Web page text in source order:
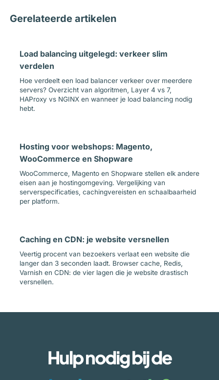
Gerelateerde artikelen
Load balancing uitgelegd: verkeer slim
verdelen
Hoe verdeelt een load balancer verkeer over meerdere
servers? Overzicht van algoritmen, Layer 4 vs 7,
HAProxy vs NGINX en wanneer je load balancing nodig
hebt.
Hosting voor webshops: Magento,
WooCommerce en Shopware
WooCommerce, Magento en Shopware stellen elk andere
eisen aan je hostingomgeving. Vergelijking van
serverspecificaties, cachingvereisten en schaalbaarheid
per platform.
Caching en CDN: je website versnellen
Veertig procent van bezoekers verlaat een website die
langer dan 3 seconden laadt. Browser cache, Redis,
Varnish en CDN: de vier lagen die je website drastisch
versnellen.
Hulp nodig bij de